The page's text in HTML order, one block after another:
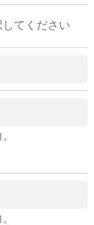
してください